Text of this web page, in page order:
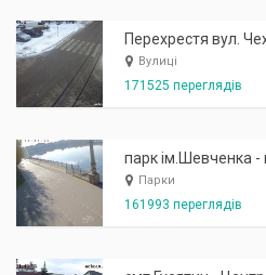
Перехрестя вул.
Вулиці
171525 переглядів
Парки
161993 переглядів